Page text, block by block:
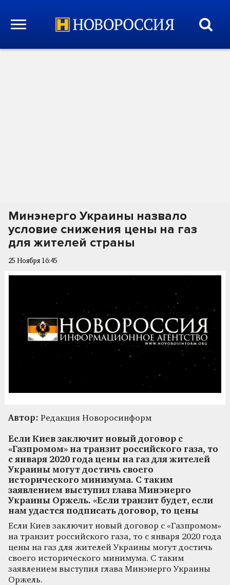
Минэнерго Украины назвало
условие снижения цены на газ
для жителей страны
25 Ноября 16:45
Автор: Редакция Новоросинформ
Если Киев заключит новый договор с
«Газпромом» на транзит российского газа, то
с января 2020 года цены на газ для жителей
Украины могут достичь своего
исторического минимума. С таким
заявлением выступил глава Минэнерго
Украины Оржель. «Если транзит будет, если
нам удастся подписать договор, то цены
Если Киев заключит новый договор с «Газпромом»
на транзит российского газа, то с января 2020 года
цены на газ для жителей Украины могут достичь
своего исторического минимума. С таким
заявлением выступил глава Минэнерго Украины
Оржель.